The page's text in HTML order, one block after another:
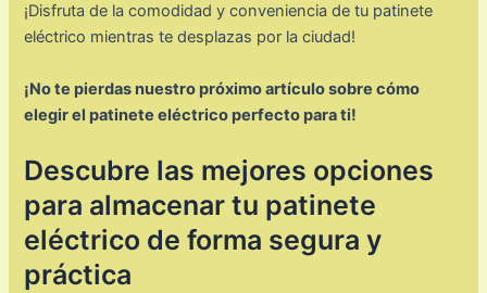
¡Disfruta de la comodidad y conveniencia de tu patinete
eléctrico mientras te desplazas por la ciudad!
¡No te pierdas nuestro próximo artículo sobre cómo
elegir el patinete eléctrico perfecto para ti!
Descubre las mejores opciones
para almacenar tu patinete
eléctrico de forma segura y
práctica